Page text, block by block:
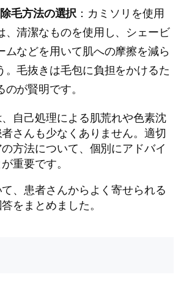
毛方法の選択：カミソリを使用
、清潔なものを使用し、シェービ
ムなどを用いて肌への摩擦を減ら
。毛抜きは毛包に負担をかけるた
が賢明です。
自己処理による肌荒れや色素沈
さんも少なくありません。適切
方法について、個別にアドバイ
重要です。
、患者さんからよく寄せられる
をまとめました。